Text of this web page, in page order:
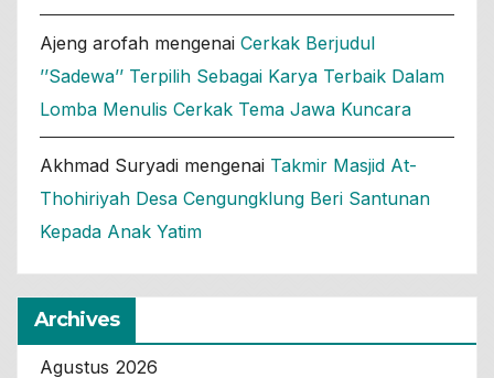
Ajeng arofah mengenai Cerkak Berjudul
’’Sadewa’’ Terpilih Sebagai Karya Terbaik Dalam
Lomba Menulis Cerkak Tema Jawa Kuncara
Akhmad Suryadi mengenai Takmir Masjid At-
Thohiriyah Desa Cengungklung Beri Santunan
Kepada Anak Yatim
Archives
Agustus 2026